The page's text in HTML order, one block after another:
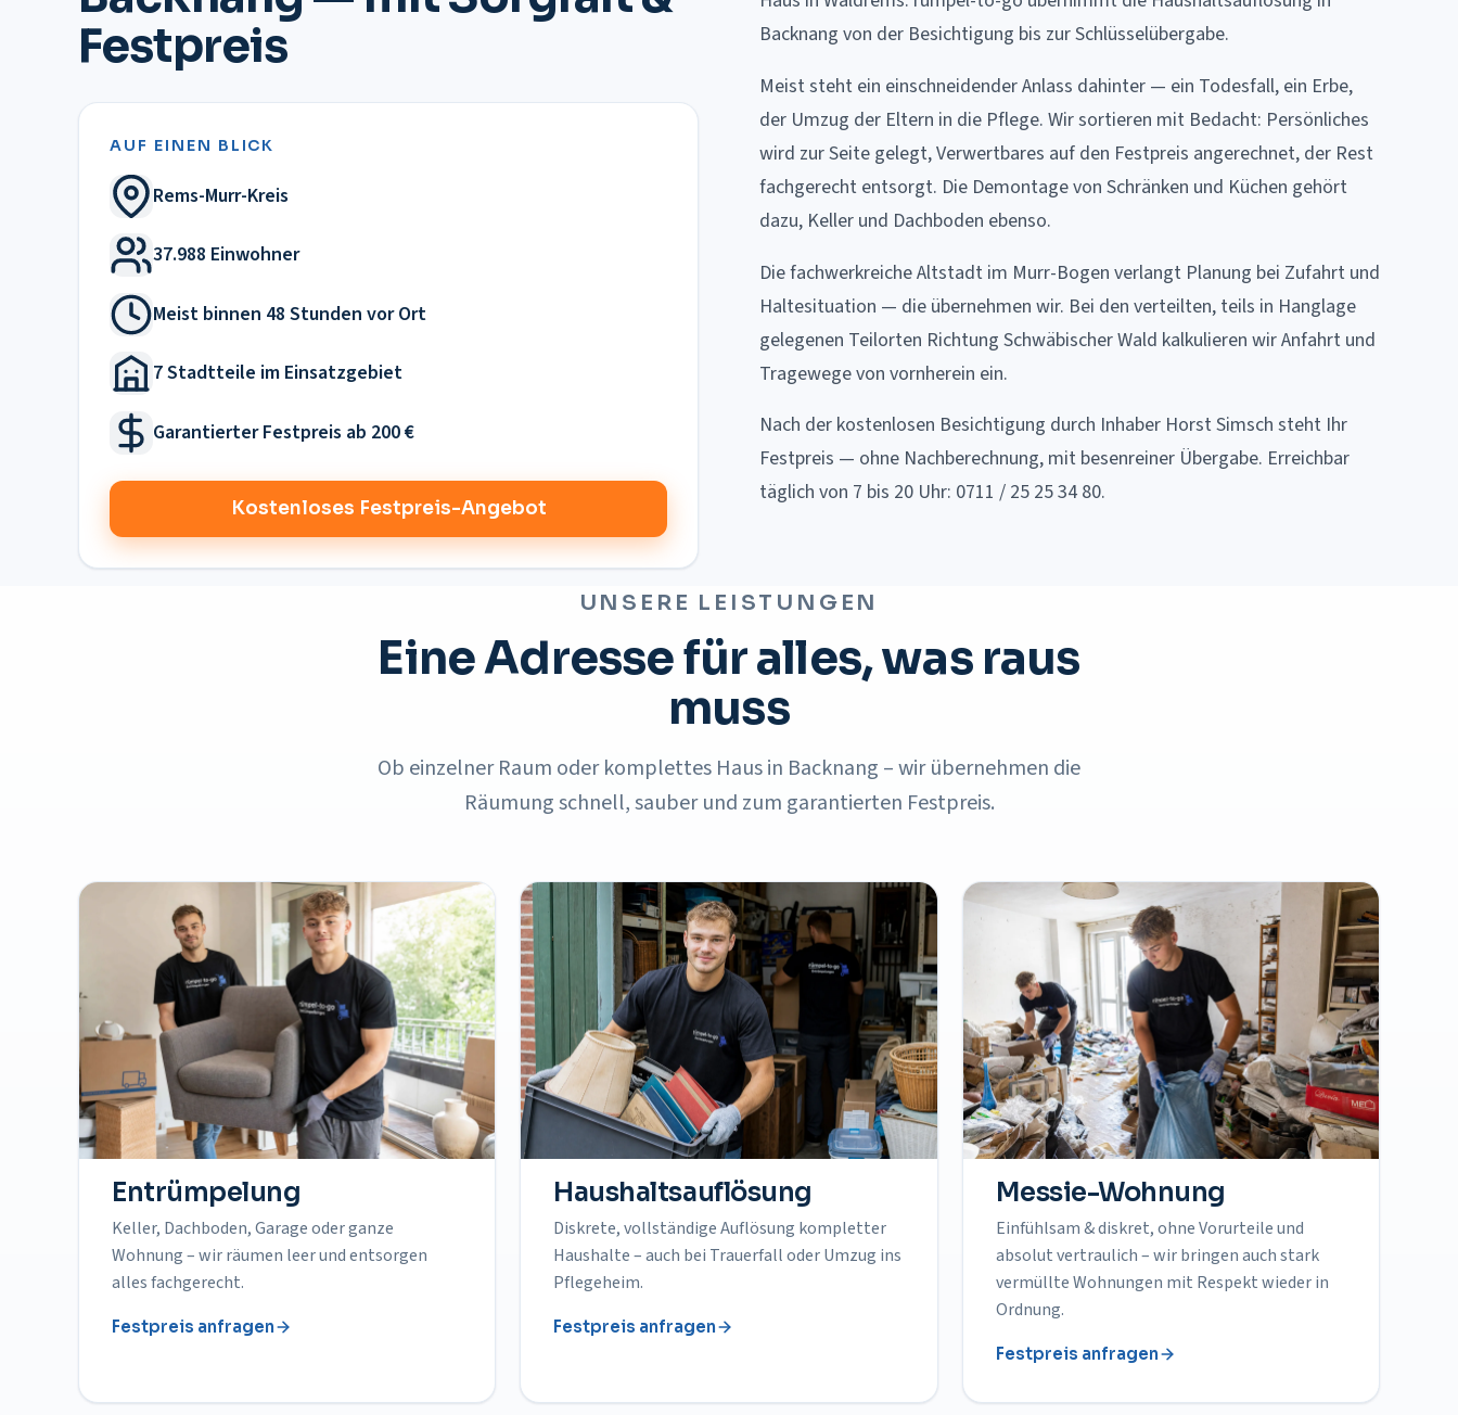
Festpreis
AUF EINEN BLICK
Rems-Murr-Kreis
37.988 Einwohner
Meist binnen 48 Stunden vor Ort
7 Stadtteile im Einsatzgebiet
Garantierter Festpreis ab 200 €
Kostenloses Festpreis-Angebot
Backnang von der Besichtigung bis zur Schlüsselübergabe.
Meist steht ein einschneidender Anlass dahinter — ein Todesfall, ein Erbe,
der Umzug der Eltern in die Pflege. Wir sortieren mit Bedacht: Persönliches
wird zur Seite gelegt, Verwertbares auf den Festpreis angerechnet, der Rest
fachgerecht entsorgt. Die Demontage von Schränken und Küchen gehört
dazu, Keller und Dachboden ebenso.
Die fachwerkreiche Altstadt im Murr-Bogen verlangt Planung bei Zufahrt und
Haltesituation — die übernehmen wir. Bei den verteilten, teils in Hanglage
gelegenen Teilorten Richtung Schwäbischer Wald kalkulieren wir Anfahrt und
Tragewege von vornherein ein.
Nach der kostenlosen Besichtigung durch Inhaber Horst Simsch steht Ihr
Festpreis — ohne Nachberechnung, mit besenreiner Übergabe. Erreichbar
täglich von 7 bis 20 Uhr: 0711 / 25 25 34 80.
UNSERE LEISTUNGEN
Eine Adresse für alles, was raus
muss
Ob einzelner Raum oder komplettes Haus in Backnang – wir übernehmen die
Räumung schnell, sauber und zum garantierten Festpreis.
Entrümpelung
Keller, Dachboden, Garage oder ganze
Wohnung – wir räumen leer und entsorgen
alles fachgerecht.
Festpreis anfragen
Haushaltsauflösung
Diskrete, vollständige Auflösung kompletter
Haushalte – auch bei Trauerfall oder Umzug ins
Pflegeheim.
Festpreis anfragen
Messie-Wohnung
Einfühlsam & diskret, ohne Vorurteile und
absolut vertraulich – wir bringen auch stark
vermüllte Wohnungen mit Respekt wieder in
Ordnung.
Festpreis anfragen